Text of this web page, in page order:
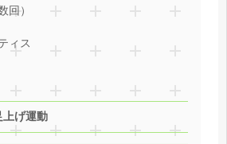
回）
ィス
上げ運動